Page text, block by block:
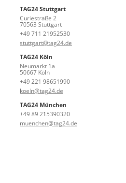
TAG24 Stuttgart
Curiestraße 2
70563 Stuttgart
+49 711 21952530
stuttgart@tag24.de
TAG24 Köln
Neumarkt 1a
50667 Köln
+49 221 98651990
koeln@tag24.de
TAG24 München
+49 89 215390320
muenchen@tag24.de